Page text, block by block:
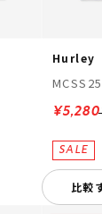
Hurley
¥5,280
比較